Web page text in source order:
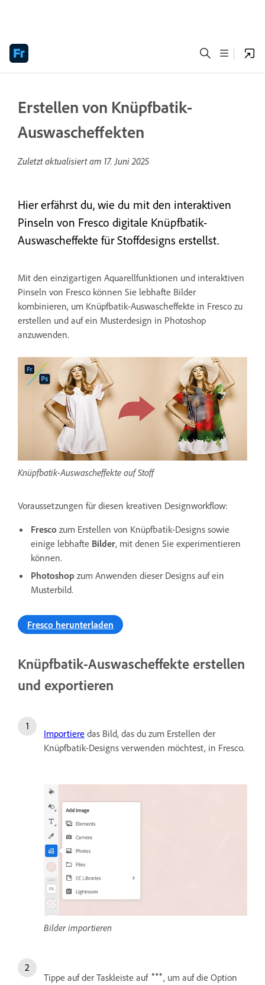
Erstellen von Knüpfbatik-
Auswascheffekten
Zuletzt aktualisiert am 17. Juni 2025
Hier erfährst du, wie du mit den interaktiven
Pinseln von Fresco digitale Knüpfbatik-
Auswascheffekte für Stoffdesigns erstellst.
Mit den einzigartigen Aquarellfunktionen und interaktiven
Pinseln von Fresco können Sie lebhafte Bilder
kombinieren, um Knüpfbatik-Auswascheffekte in Fresco zu
erstellen und auf ein Musterdesign in Photoshop
anzuwenden.
Knüpfbatik-Auswascheffekte auf Stoff
Voraussetzungen für diesen kreativen Designworkflow:
Fresco zum Erstellen von Knüpfbatik-Designs sowie
einige lebhafte Bilder, mit denen Sie experimentieren
können.
Photoshop zum Anwenden dieser Designs auf ein
Musterbild.
Fresco herunterladen
Knüpfbatik-Auswascheffekte erstellen
und exportieren
Importiere das Bild, das du zum Erstellen der
Knüpfbatik-Designs verwenden möchtest, in Fresco.
Bilder importieren
Tippe auf der Taskleiste auf
, um auf die Option